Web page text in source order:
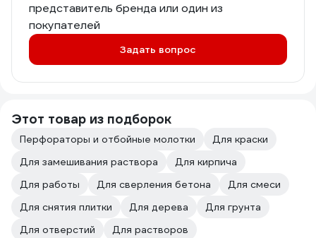
представитель бренда или один из
покупателей
Задать вопрос
Этот товар из подборок
Перфораторы и отбойные молотки
Для краски
Для замешивания раствора
Для кирпича
Для работы
Для сверления бетона
Для смеси
Для снятия плитки
Для дерева
Для грунта
Для отверстий
Для растворов